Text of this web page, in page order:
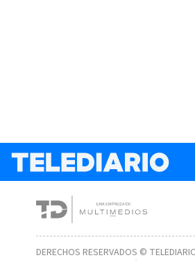
DERECHOS RESERVADOS ©